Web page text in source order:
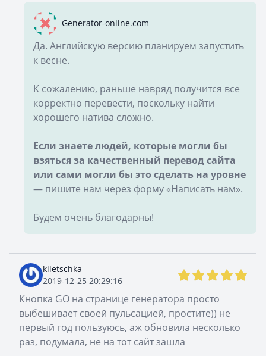
Generator-online.com
Да. Английскую версию планируем запустить
к весне.
К сожалению, раньше навряд получится все
корректно перевести, поскольку найти
хорошего натива сложно.
Если знаете людей, которые могли бы
взяться за качественный перевод сайта
или сами могли бы это сделать на уровне
— пишите нам через форму «Написать нам».
Будем очень благодарны!
kiletschka
2019-12-25 20:29:16
Кнопка GO на странице генератора просто
выбешивает своей пульсацией, простите)) не
первый год пользуюсь, аж обновила несколько
раз, подумала, не на тот сайт зашла